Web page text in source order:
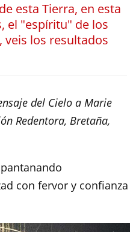
esta Tierra, en esta
el "espíritu" de los
veis los resultados
del Cielo a Marie
Redentora, Bretaña,
con fervor y confianza